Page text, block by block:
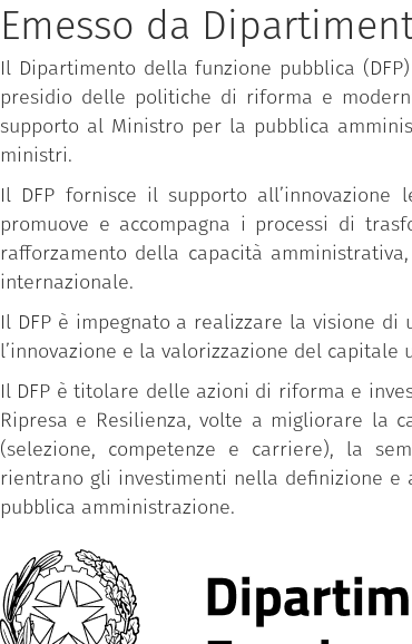
Emesso da
Il Dipartimento della funzione pubblica
presidio delle politiche di riforma e
supporto al Ministro per la pubblica
ministri.
Il DFP fornisce il supporto
promuove e accompagna i processi di
rafforzamento della capacità
internazionale.
Il DFP è impegnato a realizzare la visione
l’innovazione e la valorizzazione del capitale
Il DFP è titolare delle azioni di riforma e
Ripresa e Resilienza, volte a migliorare la
(selezione, competenze e carriere), la
rientrano gli investimenti nella definizione
pubblica amministrazione.